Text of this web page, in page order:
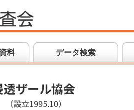
料 データ検索
透ザール協会
（設立1995.10）